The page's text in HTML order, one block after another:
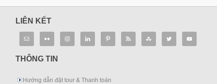
LIÊN KẾT
THÔNG TIN
Hướng dẫn đặt tour & Thanh toán